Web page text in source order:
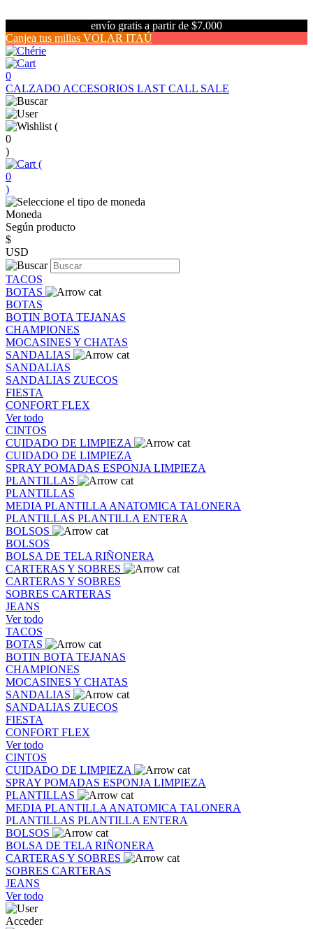
envío gratis a partir de $7.000
Canjea tus millas VOLAR ITAÚ
0
CALZADO ACCESORIOS LAST CALL SALE
(
0
)
(
0
)
Moneda
Según producto
$
USD
TACOS
BOTAS
BOTAS
BOTIN BOTA TEJANAS
CHAMPIONES
MOCASINES Y CHATAS
SANDALIAS
SANDALIAS
SANDALIAS ZUECOS
FIESTA
CONFORT FLEX
Ver todo
CINTOS
CUIDADO DE LIMPIEZA
CUIDADO DE LIMPIEZA
SPRAY POMADAS ESPONJA LIMPIEZA
PLANTILLAS
PLANTILLAS
MEDIA PLANTILLA ANATOMICA TALONERA
PLANTILLAS PLANTILLA ENTERA
BOLSOS
BOLSOS
BOLSA DE TELA RIÑONERA
CARTERAS Y SOBRES
CARTERAS Y SOBRES
SOBRES CARTERAS
JEANS
Ver todo
TACOS
BOTAS
BOTIN BOTA TEJANAS
CHAMPIONES
MOCASINES Y CHATAS
SANDALIAS
SANDALIAS ZUECOS
FIESTA
CONFORT FLEX
Ver todo
CINTOS
CUIDADO DE LIMPIEZA
SPRAY POMADAS ESPONJA LIMPIEZA
PLANTILLAS
MEDIA PLANTILLA ANATOMICA TALONERA
PLANTILLAS PLANTILLA ENTERA
BOLSOS
BOLSA DE TELA RIÑONERA
CARTERAS Y SOBRES
SOBRES CARTERAS
JEANS
Ver todo
Acceder